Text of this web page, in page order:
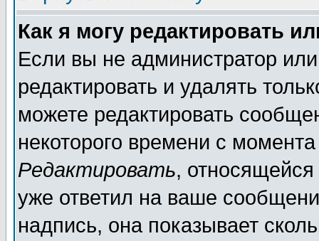
Как я могу редактировать
Если вы не администратор
редактировать и удалять
можете редактировать
некоторого времени с
Редактировать,
уже ответил на ваше
надпись, она показывает